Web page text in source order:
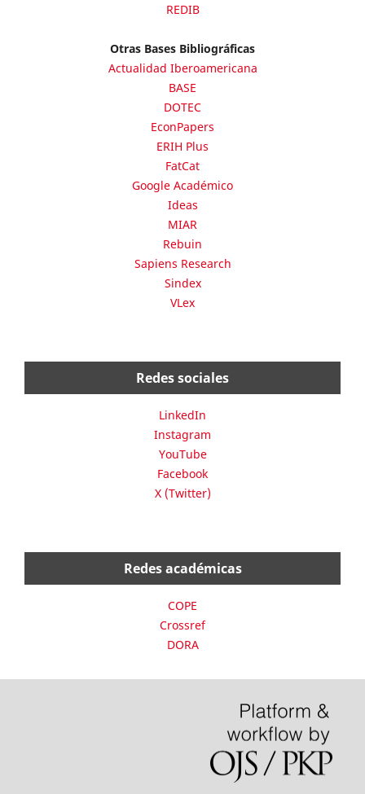
REDIB
Otras Bases Bibliográficas
Actualidad Iberoamericana
BASE
DOTEC
EconPapers
ERIH Plus
FatCat
Google Académico
Ideas
MIAR
Rebuin
Sapiens Research
Sindex
VLex
Redes sociales
LinkedIn
Instagram
YouTube
Facebook
X (Twitter)
Redes académicas
COPE
Crossref
DORA